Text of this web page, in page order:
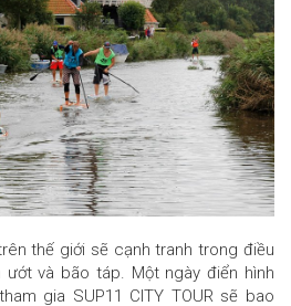
thế giới sẽ cạnh tranh trong điều
và bão táp. Một ngày điển hình
gia SUP11 CITY TOUR sẽ bao